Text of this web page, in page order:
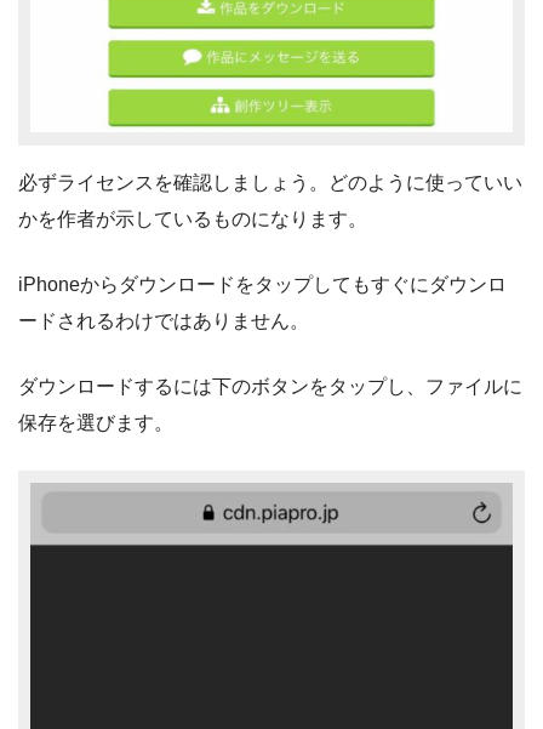
必ずライセンスを確認しましょう。どのように使っていい
かを作者が示しているものになります。
iPhoneからダウンロードをタップしてもすぐにダウンロ
ードされるわけではありません。
ダウンロードするには下のボタンをタップし、ファイルに
保存を選びます。